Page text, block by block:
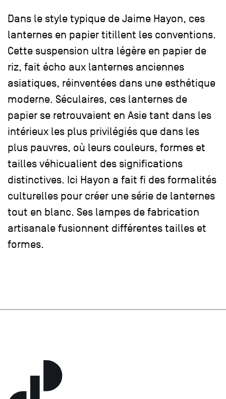
Dans le style typique de Jaime Hayon, ces
lanternes en papier titillent les conventions.
Cette suspension ultra légère en papier de
riz, fait écho aux lanternes anciennes
asiatiques, réinventées dans une esthétique
moderne. Séculaires, ces lanternes de
papier se retrouvaient en Asie tant dans les
intérieux les plus privilégiés que dans les
plus pauvres, où leurs couleurs, formes et
tailles véhicualient des significations
distinctives. Ici Hayon a fait fi des formalités
culturelles pour créer une série de lanternes
tout en blanc. Ses lampes de fabrication
artisanale fusionnent différentes tailles et
formes.